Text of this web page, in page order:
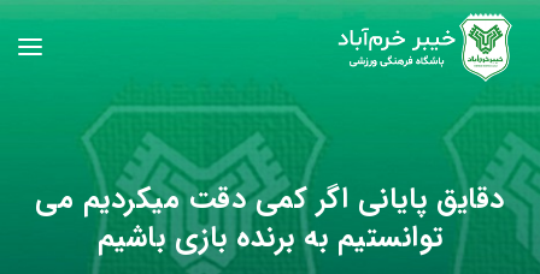
دقایق پایانی اگر کمی دقت میکردیم می
توانستیم به برنده بازی باشیم